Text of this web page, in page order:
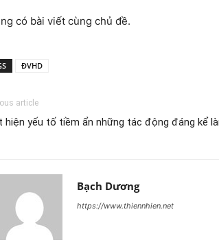
có bài viết cùng chủ đề.
ĐVHD
article
hiện yếu tố tiềm ẩn những tác động đáng kể
Bạch Dương
https://www.thiennhien.net